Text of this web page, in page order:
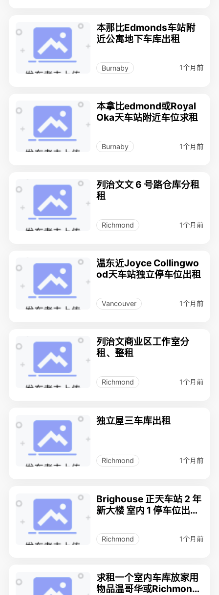
本那比Edmonds车站附
近公寓地下车库出租
Burnaby 1个月前
本拿比edmond或Royal
Oka天车站附近车位求租
Burnaby 1个月前
列治文文 6 号路仓库分租
租
Richmond 1个月前
温东近Joyce Collingwo
od天车站独立停车位出租
Vancouver 1个月前
列治文商业区工作室分
租、整租
Richmond 1个月前
独立屋三车库出租
Richmond 1个月前
Brighouse 正天车站 2 年
新大楼 室内 1 停车位出租
Richmond 1个月前
求租一个室内车库放家用
物品温哥华或Richmond